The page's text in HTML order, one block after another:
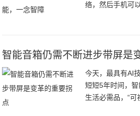
络，然后手机可
家居产品的理解
智能音箱仍需不断进步带屏是
今天，最具有AI
短短5年时间，
生活必需品，“可
箱新的可能。带